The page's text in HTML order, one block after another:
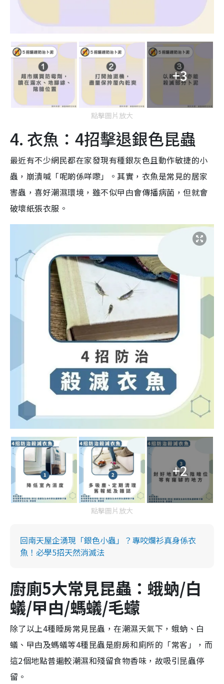
+3
點擊圖片放大
4. 衣魚：4招擊退銀色昆蟲
最近有不少網民都在家發現有種銀灰色且動作敏捷的小
蟲，崩潰喊「呢啲係咩嚟」。其實，衣魚是常見的居家
害蟲，喜好潮濕環境，雖不似曱甴會傳播病菌，但就會
破壞紙張衣服。
+2
點擊圖片放大
回南天屋企湧現「銀色小蟲」？專咬爛衫真身係衣
魚！必學5招天然消滅法
廚廁5大常見昆蟲：蛾蚋/白
蟻/曱甴/螞蟻/毛蠓
除了以上4種睡房常見昆蟲，在潮濕天氣下，蛾蚋、白
蟻、曱甴及螞蟻等4種昆蟲是廚房和廁所的「常客」，而
這2個地點普遍較潮濕和殘留食物香味，故吸引昆蟲停
留。